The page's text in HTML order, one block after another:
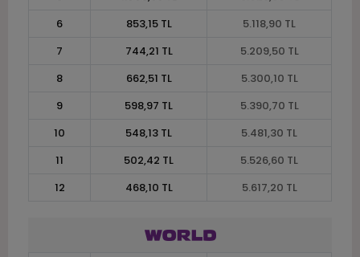
6
853,15 TL
5.118,90 TL
7
744,21 TL
5.209,50 TL
8
662,51 TL
5.300,10 TL
9
598,97 TL
5.390,70 TL
10
548,13 TL
5.481,30 TL
11
502,42 TL
5.526,60 TL
12
468,10 TL 5.617,20 TL